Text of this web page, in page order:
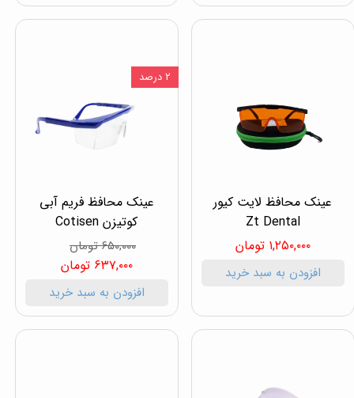
عینک محافظ لایت کیور
Zt Dental
۱,۲۵۰,۰۰۰ تومان
افزودن به سبد خرید
عینک محافظ فریم آبی
کوتیزن Cotisen
۶۵۰,۰۰۰ تومان
۶۳۷,۰۰۰ تومان
افزودن به سبد خرید
۲ درصد